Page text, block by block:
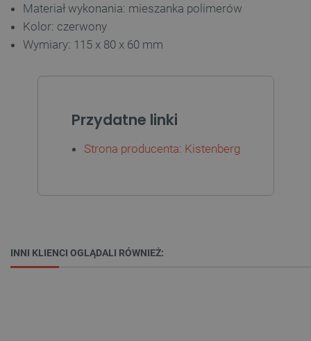
Materiał wykonania: mieszanka polimerów
Kolor: czerwony
Wymiary: 115 x 80 x 60 mm
Przydatne linki
Strona producenta: Kistenberg
INNI KLIENCI OGLĄDALI RÓWNIEŻ:
FUNKCJONALNOŚĆ
Niezbędne pliki cookie umożliwiają korzystanie z
podstawowych funkcji strony internetowej, takich
Bez niezbędnych plików cookie nie można
Domena